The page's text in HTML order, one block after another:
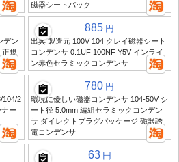
磁器シートパック
デン
正規
885 円
出典 製造元 100V 104 クレイ磁器シート
コンデンサ 0.1UF 100NF Y5V インライ
ン赤色セラミックコンデンサ
104/2
ー
780 円
環境に優しい磁器コンデンサ 104-50V シ
ート径 5.0mm 編組セラミックコンデン
サ ダイレクトプラグパッケージ 磁器誘
電コンデンサ
63 円